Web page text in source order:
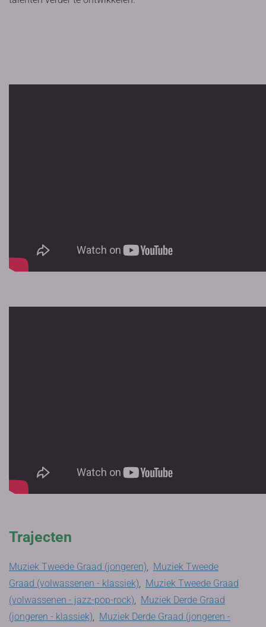
Trajecten
Muziek Tweede Graad (jongeren), Muziek Tweede
Graad (volwassenen - klassiek), Muziek Tweede Graad
(volwassenen - jazz-pop-rock), Muziek Derde Graad
(jongeren - klassiek), Muziek Derde Graad (jongeren -